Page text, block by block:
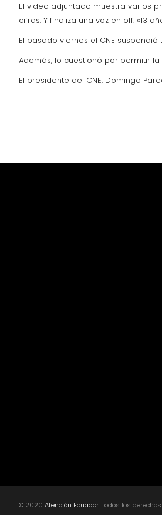
El video adjuntado muestra varios
cifras. Y finaliza una voz en off: «13
El pasado viernes el CNE
Además, lo cuestionó por permitir
El presidente del CNE, Domingo
© 2020 Atención Ecuador. Todos los